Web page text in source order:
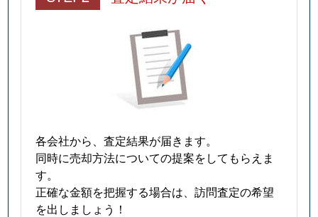
各会社から、査定結果が届きます。
同時に売却方法についての提案をしてもらえま
す。
正確な金額を把握する場合は、訪問査定の希望
を出しましょう！